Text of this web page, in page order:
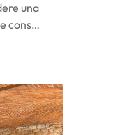
una
cons…